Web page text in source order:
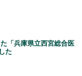
「兵庫県立西宮総合医
た